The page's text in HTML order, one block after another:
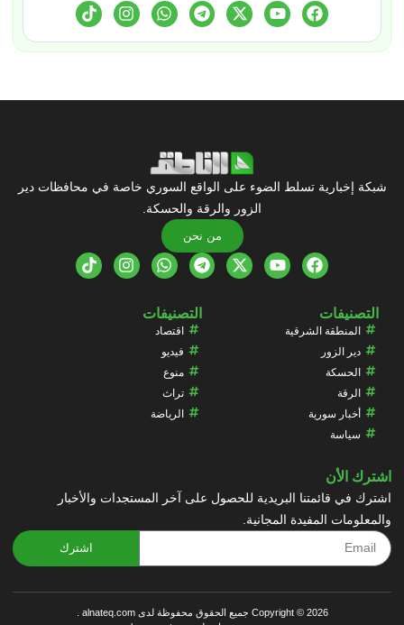
شبكة إخبارية تسلط الضوء على الواقع السوري خاصة في محافظات دير
الزور والرقة والحسكة.
من نحن
التصنيفات
المنطقة الشرقية
دير الزور
الحسكة
الرقة
أخبار سورية
سياسة
التصنيفات
اقتصاد
فيديو
منوع
تراث
الرياضة
اشترك الأن
اشترك في قائمتنا البريدية للحصول على آخر المستجدات والأخبار
والمعلومات المفيدة المجانية.
اشترك
Copyright © 2026 جميع الحقوق محفوظة لدى alnateq.com .